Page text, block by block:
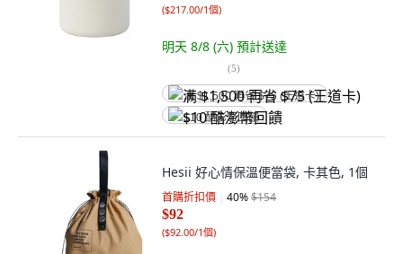
($217.00/1個)
明天 8/8 (六) 預計送達
(5)
满 $1,500 再省 $75 (王道卡)
$10 酷澎幣回饋
Hesii 好心情保溫便當袋, 卡其色, 1個
首購折扣價 40%$154
$92
($92.00/1個)